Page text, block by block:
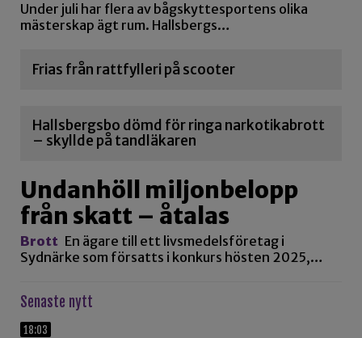
Under juli har flera av bågskyttesportens olika
mästerskap ägt rum. Hallsbergs…
Frias från rattfylleri på scooter
Hallsbergsbo dömd för ringa narkotikabrott
– skyllde på tandläkaren
Undanhöll miljonbelopp
från skatt – åtalas
Brott En ägare till ett livsmedelsföretag i
Sydnärke som försatts i konkurs hösten 2025,…
Senaste nytt
18:03